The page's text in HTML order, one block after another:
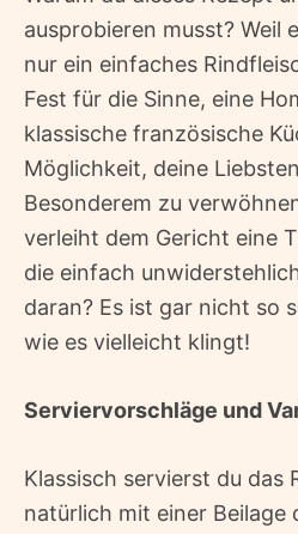
ausprobieren musst? Weil
nur ein einfaches
Fest für die Sinne, eine
klassische französische
Möglichkeit, deine
Besonderem zu
verleiht dem Gericht eine
die einfach
daran? Es ist gar nicht so
wie es vielleicht klingt!
Serviervorschläge und
Klassisch servierst du das
natürlich mit einer Beilage